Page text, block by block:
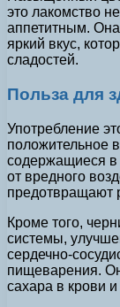
это лакомство
аппетитным.
яркий вкус,
сладостей.
Польза для
Употребление
положительное
содержащиеся в
от вредного
предотвращают
Кроме того,
системы,
сердечно-
пищеварения.
сахара в крови